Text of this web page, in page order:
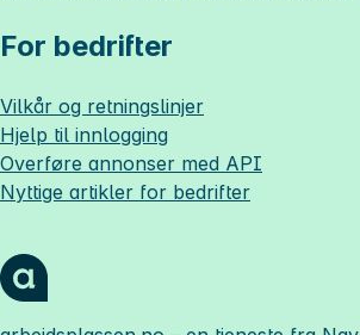
For bedrifter
Vilkår og retningslinjer
Hjelp til innlogging
Overføre annonser med API
Nyttige artikler for bedrifter